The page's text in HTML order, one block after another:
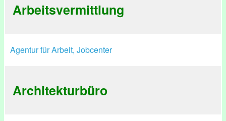
Arbeitsvermittlung
Agentur für Arbeit, Jobcenter
Architekturbüro